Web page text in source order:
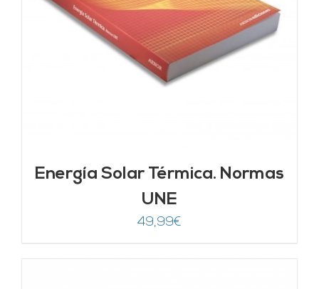
Energía Solar Térmica. Normas
UNE
49,99€